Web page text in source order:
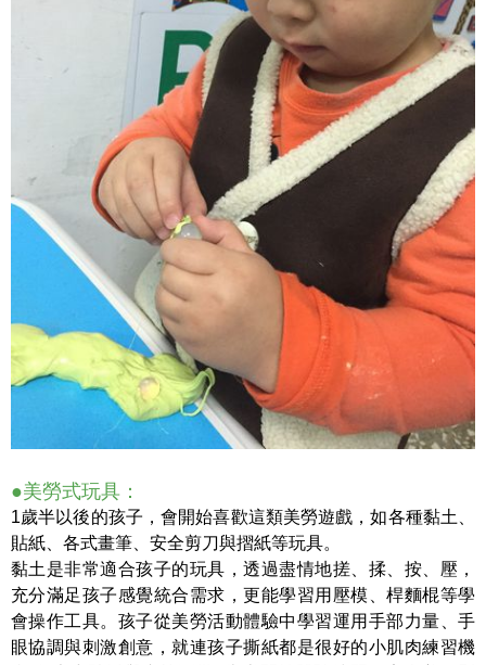
●美勞式玩具：
1歲半以後的孩子，會開始喜歡這類美勞遊戲，如各種黏土、
貼紙、各式畫筆、安全剪刀與摺紙等玩具。
黏土是非常適合孩子的玩具，透過盡情地搓、揉、按、壓，
充分滿足孩子感覺統合需求，更能學習用壓模、桿麵棍等學
會操作工具。孩子從美勞活動體驗中學習運用手部力量、手
眼協調與刺激創意，就連孩子撕紙都是很好的小肌肉練習機